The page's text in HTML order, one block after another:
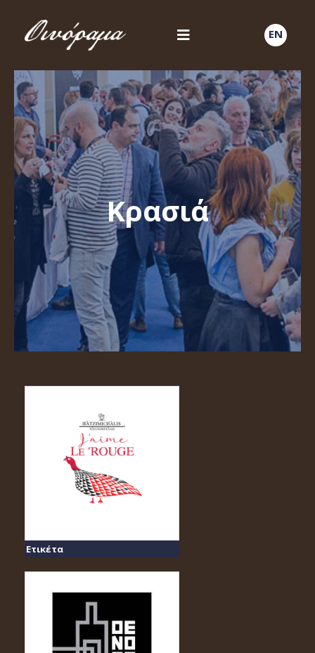
EN
Κρασιά
Ετικέτα